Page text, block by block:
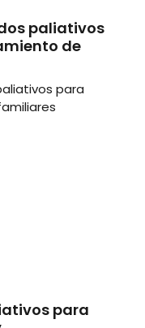
paliativos
de
para